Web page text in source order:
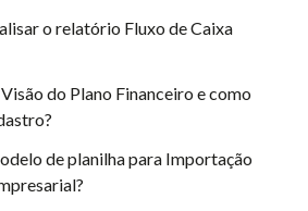
o relatório Fluxo de Caixa
do Plano Financeiro e como
de planilha para Importação